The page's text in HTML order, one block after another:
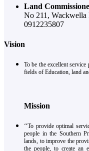
Land
No 211, Wackwella
0912235807
Vision
To be the excellent
fields of Education, land
Mission
‘‘To provide optimal
people in the Southern
lands, to improve the
the people, to create an